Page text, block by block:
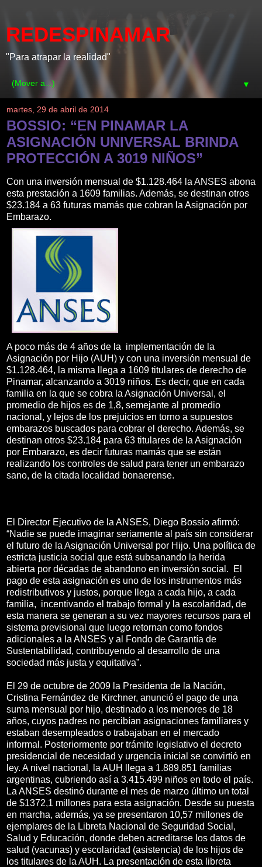
REDESPINAMAR
"Para atrapar la realidad"
▼
martes, 29 de abril de 2014
BOSSIO: “EN PINAMAR LA
ASIGNACIÓN UNIVERSAL BRINDA
PROTECCIÓN A 3019 NIÑOS”
Con una inversión mensual de $1.128.464 la ANSES abona
esta prestación a 1609 familias. Además, se destinan otros
$23.184 a 63 futuras mamás que cobran la Asignación por
Embarazo.
A poco más de 4 años de la implementación de la
Asignación por Hijo (AUH) y con una inversión mensual de
$1.128.464, la misma llega a 1609 titulares de derecho de
Pinamar, alcanzando a 3019 niños. Es decir, que en cada
familia en la que se cobra la Asignación Universal, el
promedio de hijos es de 1,8, semejante al promedio
nacional, y lejos de los prejuicios en torno a supuestos
embarazos buscados para cobrar el derecho. Además, se
destinan otros $23.184 para 63 titulares de la Asignación
por Embarazo, es decir futuras mamás que se están
realizando los controles de salud para tener un embarazo
sano, de la citada localidad bonaerense.
El Director Ejecutivo de la ANSES, Diego Bossio afirmó:
“Nadie se puede imaginar seriamente al país sin considerar
el futuro de la Asignación Universal por Hijo. Una política de
estricta justicia social que está subsanando la herida
abierta por décadas de abandono en inversión social. El
pago de esta asignación es uno de los instrumentos más
redistributivos y justos, porque llega a cada hijo, a cada
familia, incentivando el trabajo formal y la escolaridad, de
esta manera se generan a su vez mayores recursos para el
sistema previsional que luego retornan como fondos
adicionales a la ANSES y al Fondo de Garantía de
Sustentabilidad, contribuyendo al desarrollo de una
sociedad más justa y equitativa”.
El 29 de octubre de 2009 la Presidenta de la Nación,
Cristina Fernández de Kirchner, anunció el pago de una
suma mensual por hijo, destinado a los menores de 18
años, cuyos padres no percibían asignaciones familiares y
estaban desempleados o trabajaban en el mercado
informal. Posteriormente por trámite legislativo el decreto
presidencial de necesidad y urgencia inicial se convirtió en
ley. A nivel nacional, la AUH llega a 1.889.851 familias
argentinas, cubriendo así a 3.415.499 niños en todo el país.
La ANSES destinó durante el mes de marzo último un total
de $1372,1 millones para esta asignación. Desde su puesta
en marcha, además, ya se presentaron 10,57 millones de
ejemplares de la Libreta Nacional de Seguridad Social,
Salud y Educación, donde deben acreditarse los datos de
salud (vacunas) y escolaridad (asistencia) de los hijos de
los titulares de la AUH. La presentación de esta libreta